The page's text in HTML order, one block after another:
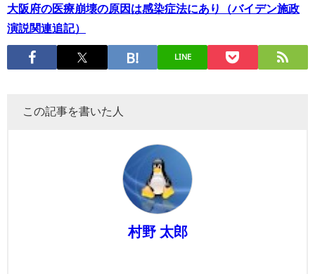
大阪府の医療崩壊の原因は感染症法にあり（バイデン施政
演説関連追記）
LINE
この記事を書いた人
村野 太郎